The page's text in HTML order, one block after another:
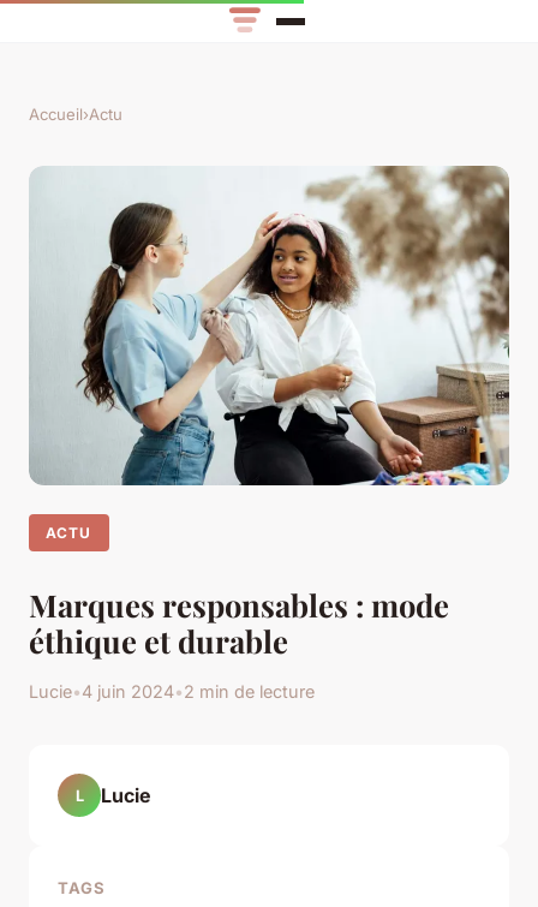
Accueil›Actu
ACTU
Marques responsables : mode
éthique et durable
Lucie•4 juin 2024•2 min de lecture
L Lucie
TAGS